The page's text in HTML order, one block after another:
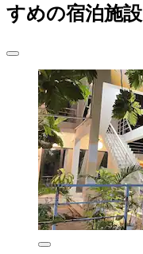
すめの宿泊施設